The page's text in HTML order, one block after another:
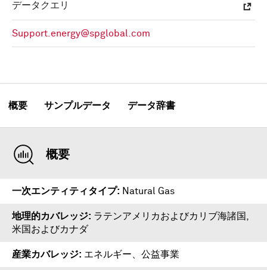
データクエリ
Support.energy@spglobal.com
概要 サンプルデータ データ辞書
概要
一次エンティティタイプ Natural Gas
地理的カバレッジ
ラテンアメリカおよびカリブ海諸国,
米国およびカナダ
産業カバレッジ エネルギー、公益事業